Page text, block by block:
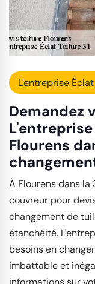
L'entreprise Éclat
Demandez
L'entreprise
Flourens
À Flourens dans la
couvreur pour
changement de
étanchéité.
besoins en
imbattable et